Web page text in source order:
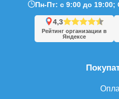
Пн-Пт: с 9:00 до 19:00;
4,3
Рейтинг организации в
Яндексе